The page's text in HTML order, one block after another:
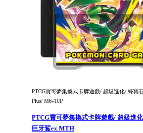
PTCG寶可夢集換式卡牌遊戲/ 超級進化/ 綠寶
Plus/ M6-10P
PTCG寶可夢集換式卡牌遊戲/ 超級進
巨牙鯊ex MTH